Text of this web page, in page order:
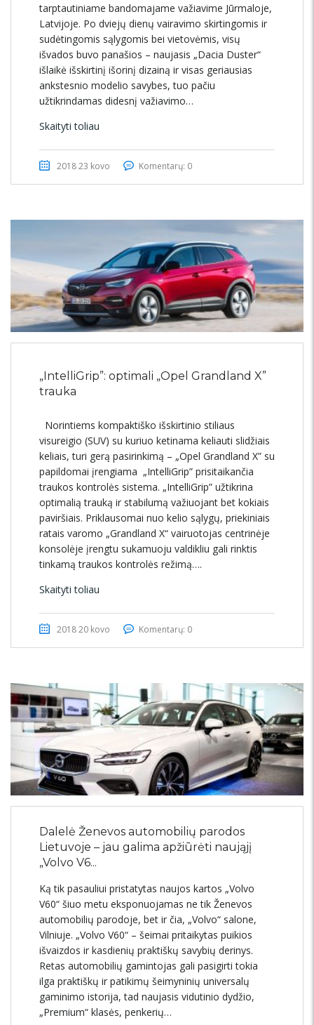
tarptautiniame bandomajame važiavime Jūrmaloje,
Latvijoje. Po dviejų dienų vairavimo skirtingomis ir
sudėtingomis sąlygomis bei vietovėmis, visų
išvados buvo panašios – naujasis „Dacia Duster“
išlaikė išskirtinį išorinį dizainą ir visas geriausias
ankstesnio modelio savybes, tuo pačiu
užtikrindamas didesnį važiavimo…
Skaityti toliau
2018 23 kovo Komentarų: 0
„IntelliGrip”: optimali „Opel Grandland X”
trauka
Norintiems kompaktiško išskirtinio stiliaus
visureigio (SUV) su kuriuo ketinama keliauti slidžiais
keliais, turi gerą pasirinkimą – „Opel Grandland X” su
papildomai įrengiama „IntelliGrip” prisitaikančia
traukos kontrolės sistema. „IntelliGrip” užtikrina
optimalią trauką ir stabilumą važiuojant bet kokiais
paviršiais. Priklausomai nuo kelio sąlygų, priekiniais
ratais varomo „Grandland X“ vairuotojas centrinėje
konsolėje įrengtu sukamuoju valdikliu gali rinktis
tinkamą traukos kontrolės režimą….
Skaityti toliau
2018 20 kovo Komentarų: 0
Dalelė Ženevos automobilių parodos
Lietuvoje – jau galima apžiūrėti naująjį
„Volvo V6...
Ką tik pasauliui pristatytas naujos kartos „Volvo
V60“ šiuo metu eksponuojamas ne tik Ženevos
automobilių parodoje, bet ir čia, „Volvo“ salone,
Vilniuje. „Volvo V60“ – šeimai pritaikytas puikios
išvaizdos ir kasdienių praktiškų savybių derinys.
Retas automobilių gamintojas gali pasigirti tokia
ilga praktiškų ir patikimų šeimyninių universalų
gaminimo istorija, tad naujasis vidutinio dydžio,
„Premium“ klasės, penkerių…